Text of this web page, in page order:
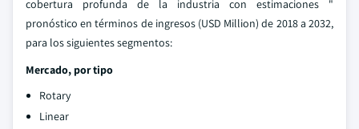
cobertura profunda de la industria con estimaciones "
pronóstico en términos de ingresos (USD Million) de 2018 a 2032,
para los siguientes segmentos:
Mercado, por tipo
Rotary
Linear